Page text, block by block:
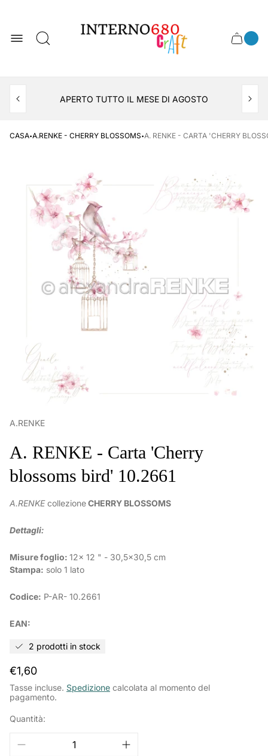
del
negozio
Cassetto
APERTO TUTTO IL MESE DI AGOSTO
CASA·A.RENKE - CHERRY BLOSSOMS·A. RENKE - CARTA 'CHERRY
A.RENKE
A. RENKE - Carta 'Cherry
blossoms bird' 10.2661
A.RENKEcollezioneCHERRY BLOSSOMS
Dettagli:
Misure foglio: 12x 12 " - 30,5x30,5 cm
Stampa: solo 1 lato
Codice: P-AR- 10.2661
EAN:
2 prodotti in stock
Prezzo
normale
€1,60
Tasse incluse. Spedizione calcolata al momento del
pagamento.
Quantità: